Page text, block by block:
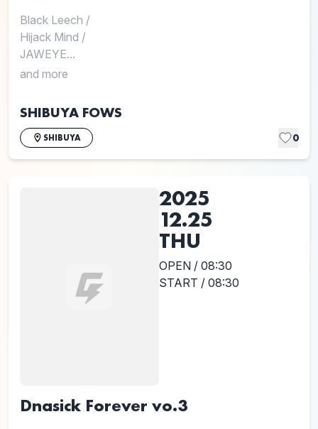
Black Leech /
Hijack Mind /
JAWEYE...
and more
SHIBUYA FOWS
SHIBUYA 0
2025
12.25
THU
OPEN / 08:30
START / 08:30
Dnasick Forever vo.3